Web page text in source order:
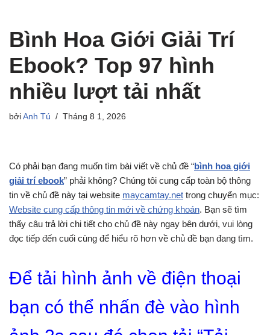
Bình Hoa Giới Giải Trí
Ebook? Top 97 hình
nhiều lượt tải nhất
bởi Anh Tú Tháng 8 1, 2026
Có phải bạn đang muốn tìm bài viết về chủ đề “bình hoa giới
giải trí ebook” phải không? Chúng tôi cung cấp toàn bộ thông
tin về chủ đề này tại website maycamtay.net trong chuyển mục:
Website cung cấp thông tin mới về chứng khoán. Bạn sẽ tìm
thấy câu trả lời chi tiết cho chủ đề này ngay bên dưới, vui lòng
đọc tiếp đến cuối cùng để hiểu rõ hơn về chủ đề bạn đang tìm.
Để tải hình ảnh về điện thoại
bạn có thể nhấn đè vào hình